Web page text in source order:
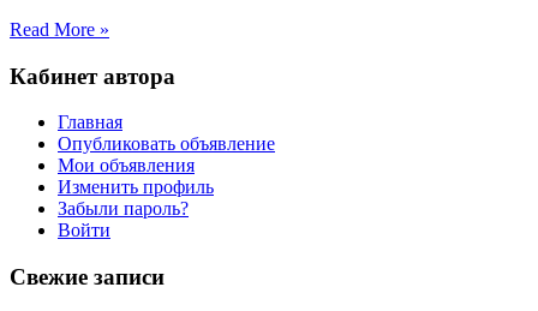
Read More »
Кабинет автора
Главная
Опубликовать объявление
Мои объявления
Изменить профиль
Забыли пароль?
Войти
Свежие записи